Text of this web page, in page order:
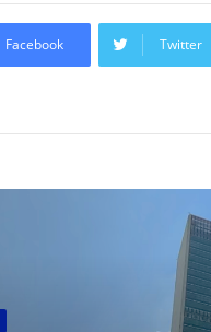
Facebook Twitter